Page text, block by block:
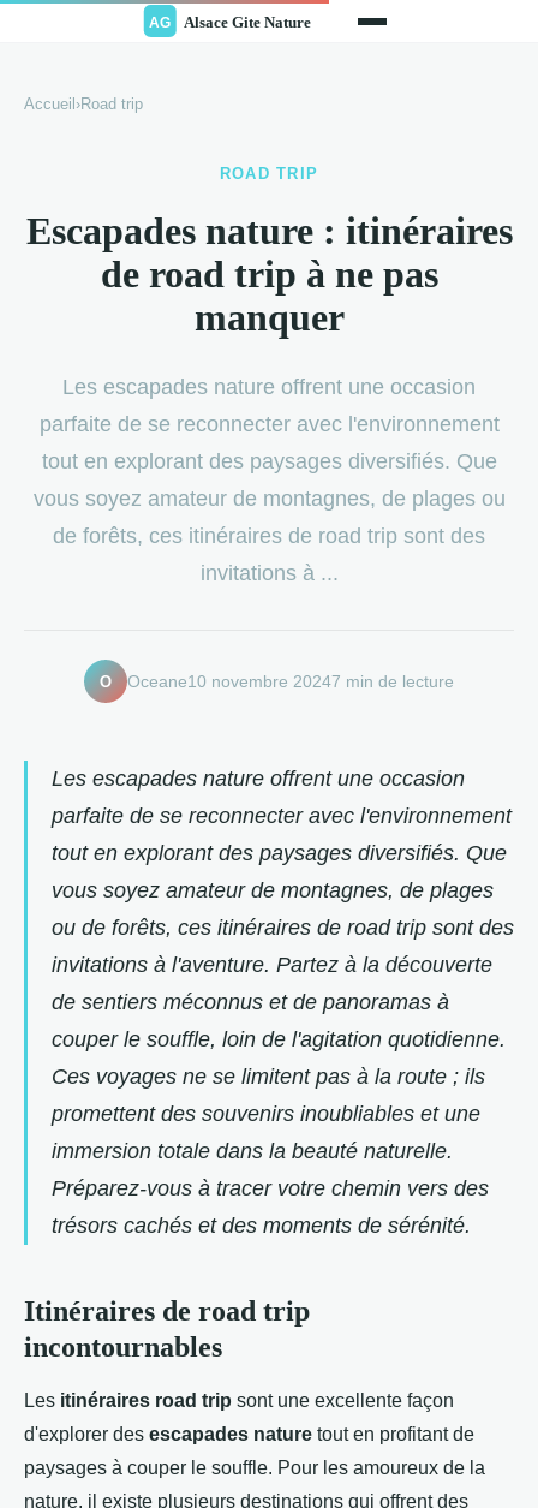
Accueil ›Road trip
ROAD TRIP
Escapades nature : itinéraires
de road trip à ne pas
manquer
Les escapades nature offrent une occasion
parfaite de se reconnecter avec l'environnement
tout en explorant des paysages diversifiés. Que
vous soyez amateur de montagnes, de plages ou
de forêts, ces itinéraires de road trip sont des
invitations à ...
O Oceane10 novembre 20247 min de lecture
Les escapades nature offrent une occasion
parfaite de se reconnecter avec l'environnement
tout en explorant des paysages diversifiés. Que
vous soyez amateur de montagnes, de plages
ou de forêts, ces itinéraires de road trip sont des
invitations à l'aventure. Partez à la découverte
de sentiers méconnus et de panoramas à
couper le souffle, loin de l'agitation quotidienne.
Ces voyages ne se limitent pas à la route ; ils
promettent des souvenirs inoubliables et une
immersion totale dans la beauté naturelle.
Préparez-vous à tracer votre chemin vers des
trésors cachés et des moments de sérénité.
Itinéraires de road trip
incontournables
Les itinéraires road trip sont une excellente façon
d'explorer des escapades nature tout en profitant de
paysages à couper le souffle. Pour les amoureux de la
nature, il existe plusieurs destinations qui offrent des